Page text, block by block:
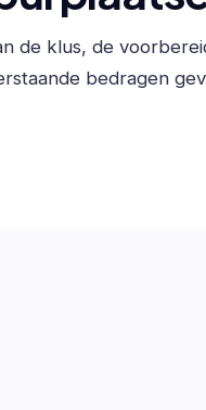
de klus, de
bedragen